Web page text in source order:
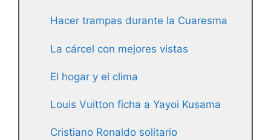
Hacer trampas durante la Cuaresma
La cárcel con mejores vistas
El hogar y el clima
Louis Vuitton ficha a Yayoi Kusama
Cristiano Ronaldo solitario